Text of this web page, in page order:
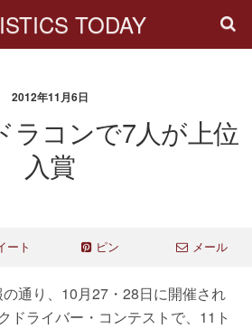
TODAY
2012年11月6日
ラコンで7人が上位
入賞
ート ピン メール
通り、10月27・28日に開催され
ドライバー・コンテストで、11ト